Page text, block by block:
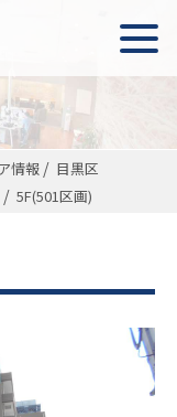
情報
目黒区
5F(501区画)